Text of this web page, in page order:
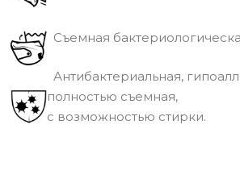
Съемная
Антибактериальная,
полностью съемная,
с возможностью стирки.